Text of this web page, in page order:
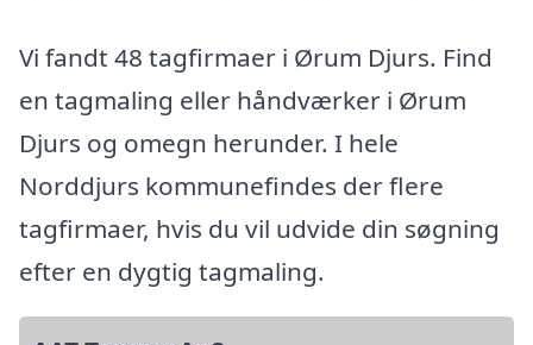
Vi fandt 48 tagfirmaer i Ørum Djurs. Find
en tagmaling eller håndværker i Ørum
Djurs og omegn herunder. I hele
Norddjurs kommunefindes der flere
tagfirmaer, hvis du vil udvide din søgning
efter en dygtig tagmaling.